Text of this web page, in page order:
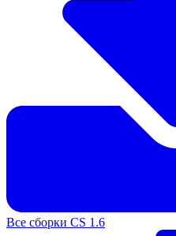
Все сборки CS 1.6